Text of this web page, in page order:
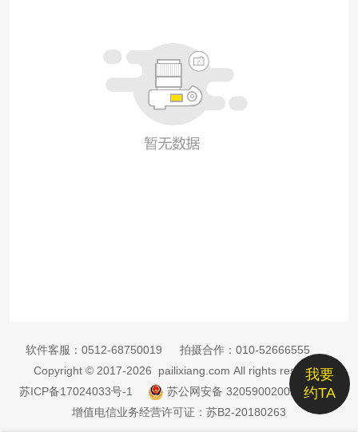
我要
约TA
软件客服： 0512-68750019 拍摄合作： 010-52666555
Copyright © 2017-2026 pailixiang.com All rights reserved
苏ICP备17024033号-1
苏公网安备 32059002002885号
增值电信业务经营许可证：苏B2-20180263